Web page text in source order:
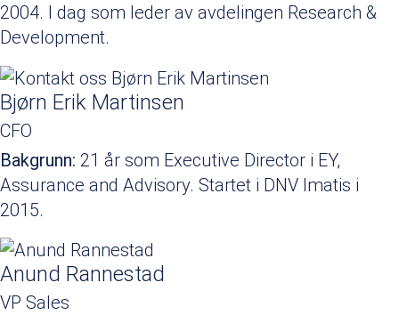
2004. I dag som leder av avdelingen Research &
Development.
Bjørn Erik Martinsen
CFO
Bakgrunn: 21 år som Executive Director i EY,
Assurance and Advisory. Startet i DNV Imatis i
2015.
Anund Rannestad
VP Sales